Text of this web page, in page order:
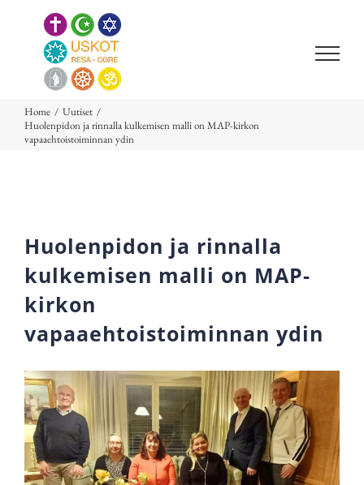
Home / Uutiset /
Huolenpidon ja rinnalla kulkemisen malli on MAP-kirkon
vapaaehtoistoiminnan ydin
Huolenpidon ja rinnalla
kulkemisen malli on MAP-
kirkon
vapaaehtoistoiminnan ydin